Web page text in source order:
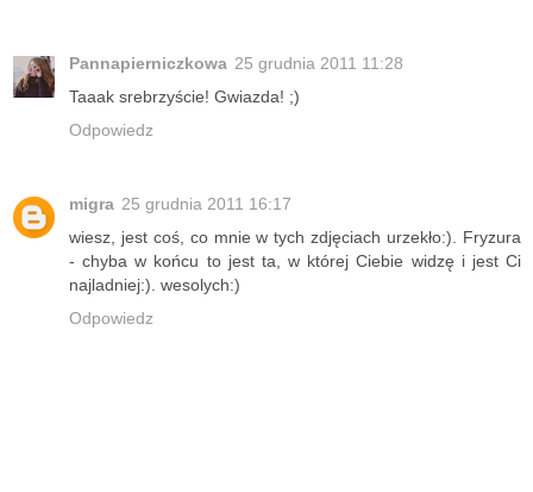
Pannapierniczkowa 25 grudnia 2011 11:28
Taaak srebrzyście! Gwiazda! ;)
Odpowiedz
migra 25 grudnia 2011 16:17
wiesz, jest coś, co mnie w tych zdjęciach urzekło:). Fryzura
- chyba w końcu to jest ta, w której Ciebie widzę i jest Ci
najladniej:). wesolych:)
Odpowiedz